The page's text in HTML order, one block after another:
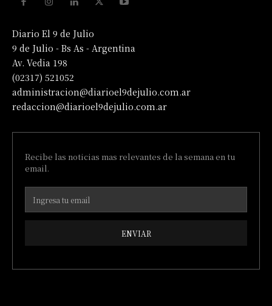
Diario El 9 de Julio
9 de Julio - Bs As - Argentina
Av. Vedia 198
(02317) 521052
administracion@diarioel9dejulio.com.ar
redaccion@diarioel9dejulio.com.ar
Recibe las noticias mas relevantes de la semana en tu
email.
ENVIAR